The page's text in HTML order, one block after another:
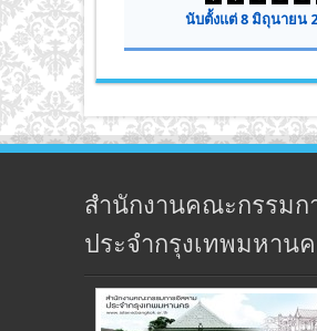
นับตั้งแต่ 8 มิถุนายน
สำนักงานคณะกรรมก
ประจำกรุงเทพมหาน